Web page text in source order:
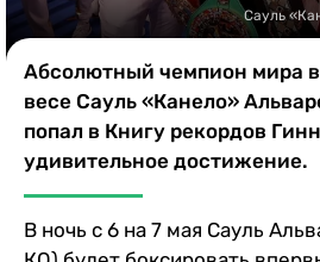
Сауль
Абсолютный чемпион мира
весе Сауль «Канело»
попал в Книгу рекордов
удивительное достижение.
В ночь с 6 на 7 мая Сауль